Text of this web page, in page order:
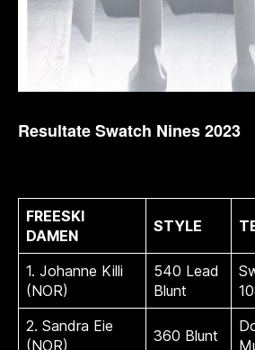
Resultate Swatch Nines 2023
FREESKI
DAMEN
STYLE
1. Johanne Killi
(NOR)
540 Lead
Blunt
2. Sandra Eie
(NOR)
360 Blunt